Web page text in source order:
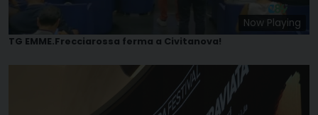
Now Playing
TG EMME.Frecciarossa ferma a Civitanova!